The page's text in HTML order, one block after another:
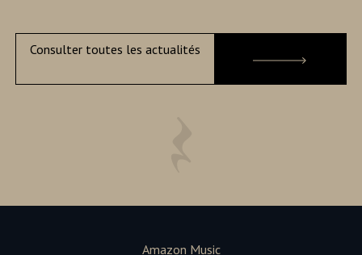
Consulter toutes les actualités
Amazon Music